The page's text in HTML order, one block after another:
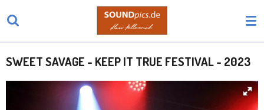
Zum
SWEET SAVAGE - KEEP IT TRUE FESTIVAL - 2023